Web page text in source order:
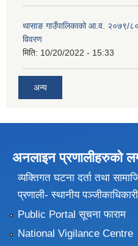
थासाङ गाउँपालिकाको आ.व. २०७९/
विवरण
मिति: 10/20/2022 - 15:33
अन्य
अनलाइन प्रणालीहरुकाे
व्यक्तिगत घटना दर्ता तथा
प्रणाली- स्थानीय
Public Portal सूचना फाराम
National Vigilance Centre